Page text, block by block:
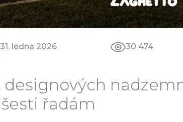
31. ledna 2026 30 474
designových
řadám